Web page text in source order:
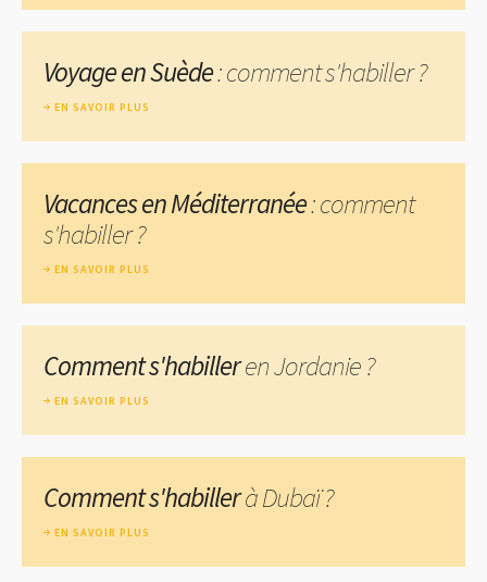
Voyage en Suède: comment s'habiller ?
EN SAVOIR PLUS
Vacances en Méditerranée: comment
s'habiller ?
EN SAVOIR PLUS
Comment s'habilleren Jordanie ?
EN SAVOIR PLUS
Comment s'habillerà Dubaï ?
EN SAVOIR PLUS